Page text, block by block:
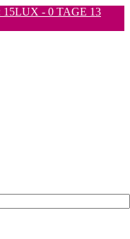
15LUX - 0 TAGE 13